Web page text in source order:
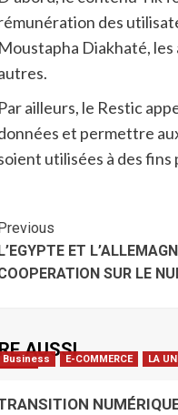
des
Moustapha Diakhaté,
Par ailleurs, le Restic
et permettre
utilisées à des
Previous
L’EGYPTE ET
SUR LE
AUSSI
Business E-COMMERCE LA